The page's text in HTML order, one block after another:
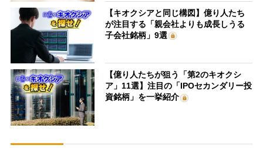
【キオクシアと同じ構図】億り人たち
が注目する「親会社よりも成長しうる
子会社銘柄」9選
【億り人たちが狙う「第2のキオクシ
ア」11選】注目の「IPOセカンダリー投
資銘柄」を一挙紹介